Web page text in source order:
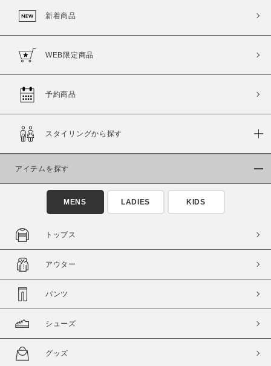
カラー
価格
～
商品タイプ
通常商品 予約商品
在庫
在庫あり 在庫なし含む
新着商品
WEB限定商品
予約商品
スタイリングから探す
アイテムを探す
MENS LADIES KIDS
トップス
アウター
パンツ
シューズ
グッズ